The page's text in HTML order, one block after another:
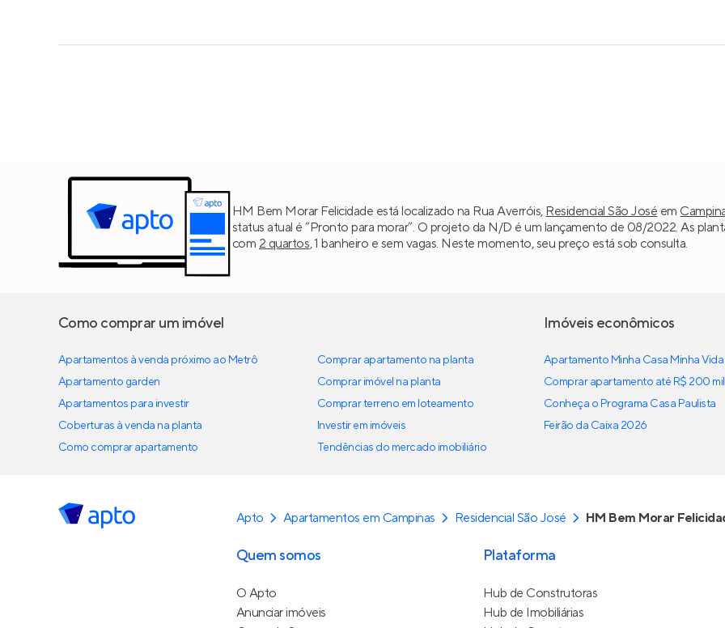
HM Bem Morar Felicidade está localizado na Rua Averróis, Residencial São José em
status atual é “Pronto para morar”. O projeto da N/D é um lançamento de 08/2022. As
com 2 quartos, 1 banheiro e sem vagas. Neste momento, seu preço está sob consulta.
Como comprar um imóvel
Apartamentos à venda próximo ao Metrô
Apartamento garden
Apartamentos para investir
Coberturas à venda na planta
Como comprar apartamento
Comprar apartamento na planta
Comprar imóvel na planta
Comprar terreno em loteamento
Investir em imóveis
Tendências do mercado imobiliário
Imóveis econômicos
Apartamento Minha Casa Minha Vida
Comprar apartamento até R$ 200 mil
Conheça o Programa Casa Paulista
Feirão da Caixa 2026
Apto Apartamentos em Campinas Residencial São José HM Bem Morar
Quem somos
O Apto
Anunciar imóveis
Plataforma
Hub de Construtoras
Hub de Imobiliárias